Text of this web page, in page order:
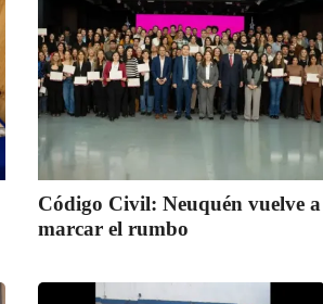
Código Civil: Neuquén vuelve a
marcar el rumbo